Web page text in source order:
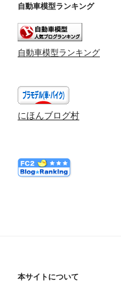
自動車模型ランキング
自動車模型ランキング
にほんブログ村
本サイトについて